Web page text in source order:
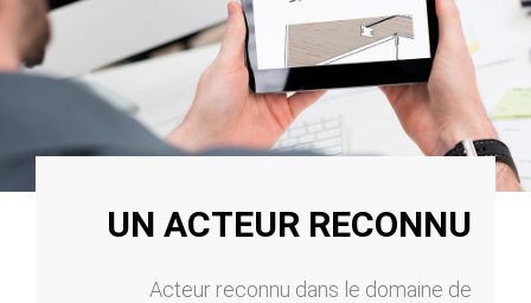
UN ACTEUR RECONNU
Acteur reconnu dans le domaine de